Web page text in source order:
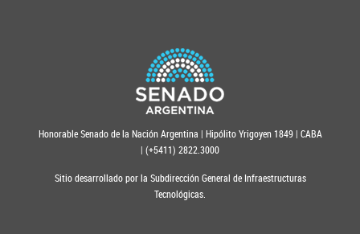
Honorable Senado de la Nación Argentina | Hipólito Yrigoyen 1849 | CABA
| (+5411) 2822.3000
Sitio desarrollado por la Subdirección General de Infraestructuras
Tecnológicas.